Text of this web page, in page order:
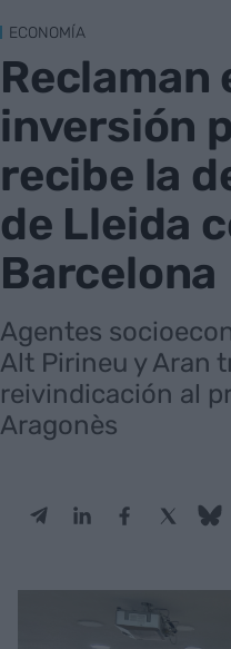
ECONOMÍA
Reclaman
inversión
recibe la
de Lleida
Barcelona
Agentes
Alt Pirineu y Aran
reivindicación al
Aragonès